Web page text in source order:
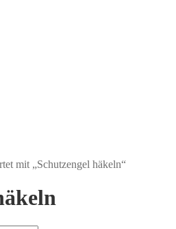
mit „Schutzengel häkeln“